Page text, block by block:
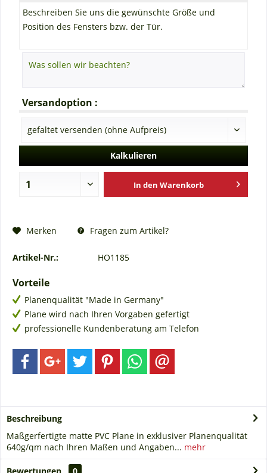
Beschreiben Sie uns die gewünschte Größe und
Position des Fensters bzw. der Tür.
Versandoption :
Kalkulieren
In den Warenkorb
Merken Fragen zum Artikel?
Artikel-Nr.: HO1185
Vorteile
Planenqualität "Made in Germany"
Plane wird nach Ihren Vorgaben gefertigt
professionelle Kundenberatung am Telefon
Beschreibung
Maßgerfertigte matte PVC Plane in exklusiver Planenqualität
640g/qm nach Ihren Maßen und Angaben... mehr